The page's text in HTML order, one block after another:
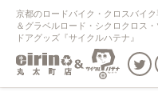
京都のロードバイク・クロスバイ
＆グラベルロード・シクロクロス
ドアグッズ『サイクルハテナ』